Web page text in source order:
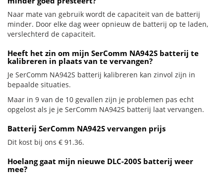
Naar mate van gebruik wordt de capaciteit van de batterij
minder. Door elke dag weer opnieuw de batterij op te laden,
verslechterd de capaciteit.
Heeft het zin om mijn SerComm NA942S batterij te
kalibreren in plaats van te vervangen?
Je SerComm NA942S batterij kalibreren kan zinvol zijn in
bepaalde situaties.
Maar in 9 van de 10 gevallen zijn je problemen pas echt
opgelost als je je SerComm NA942S batterij laat vervangen.
Batterij SerComm NA942S vervangen prijs
Dit kost bij ons € 91.36.
Hoelang gaat mijn nieuwe DLC-200S batterij weer
mee?